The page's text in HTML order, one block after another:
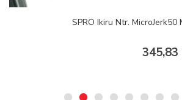
SPRO Ikiru Ntr. MicroJerk50
345,83 TL